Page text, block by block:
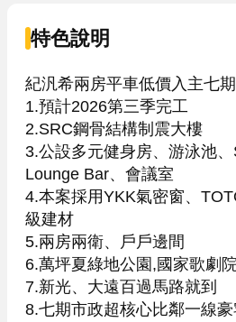
特色說明
紀汎希兩房平車低價入主七
1.預計2026第三季完工
2.SRC鋼骨結構制震大樓
3.公設多元健身房、游泳池、
Lounge Bar、會議室
4.本案採用YKK氣密窗、
級建材
5.兩房兩衛、戶戶邊間
6.萬坪夏綠地公園,國家歌劇
7.新光、大遠百過馬路就到
8.七期市政超核心比鄰一線豪